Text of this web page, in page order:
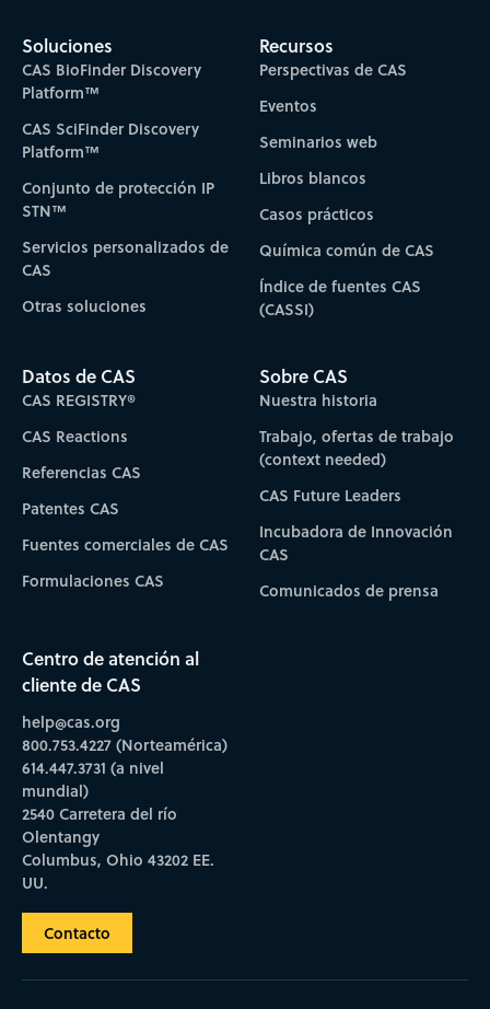
Soluciones
CAS BioFinder Discovery
Platform™
CAS SciFinder Discovery
Platform™
Conjunto de protección IP
STN™
Servicios personalizados de
CAS
Otras soluciones
Recursos
Perspectivas de CAS
Eventos
Seminarios web
Libros blancos
Casos prácticos
Química común de CAS
Índice de fuentes CAS
(CASSI)
Datos de CAS
CAS REGISTRY®
CAS Reactions
Referencias CAS
Patentes CAS
Fuentes comerciales de CAS
Formulaciones CAS
Sobre CAS
Nuestra historia
Trabajo, ofertas de trabajo
(context needed)
CAS Future Leaders
Incubadora de Innovación
CAS
Comunicados de prensa
Centro de atención al
cliente de CAS
help@cas.org
800.753.4227 (Norteamérica)
614.447.3731 (a nivel
mundial)
2540 Carretera del río
Olentangy
Columbus, Ohio 43202 EE.
UU.
Contacto